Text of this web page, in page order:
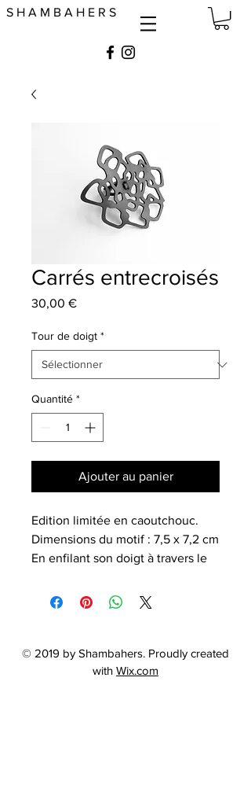
S H A M B A H E R S
Carrés entrecroisés
30,00 €Prix
Tour de doigt *
Quantité *
Ajouter au panier
Edition limitée en caoutchouc.
Dimensions du motif : 7,5 x 7,2 cm
En enfilant son doigt à travers le
main une ample pièce ajourée,
utilisez le formulaire de contact.
© 2019 by Shambahers. Proudly created
with Wix.com